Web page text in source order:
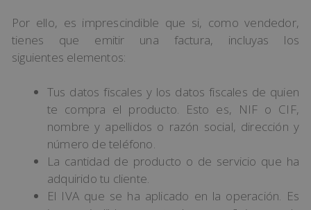
Por ello, es imprescindible que si, como vendedor,
tienes que emitir una factura, incluyas los
siguientes elementos:
Tus datos fiscales y los datos fiscales de quien
te compra el producto. Esto es, NIF o CIF,
nombre y apellidos o razón social, dirección y
número de teléfono.
La cantidad de producto o de servicio que ha
adquirido tu cliente.
El IVA que se ha aplicado en la operación. Es